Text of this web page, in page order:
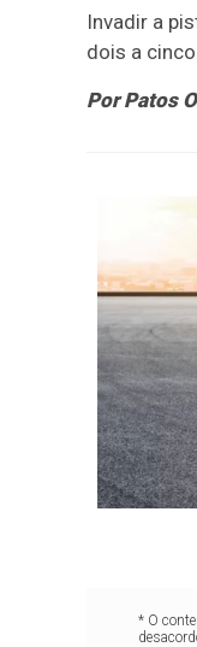
Invadir a
dois a
Por Patos
* O